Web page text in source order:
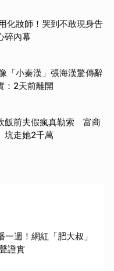
化妝師！哭到不敢現身告
碎內幕
「小秦漢」張海漢驚傳辭
：2天前離開
飯前夫假瘋真勒索 富商
坑走她2千萬
週！網紅「肥大叔」
證實